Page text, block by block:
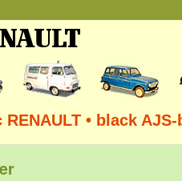
• black